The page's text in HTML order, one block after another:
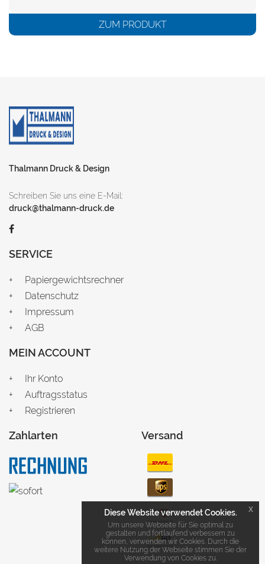
ZUM PRODUKT
Thalmann Druck & Design
Schreiben Sie uns eine E-Mail:
druck@thalmann-druck.de
SERVICE
Papiergewichtsrechner
Datenschutz
Impressum
AGB
MEIN ACCOUNT
Ihr Konto
Auftragsstatus
Registrieren
Zahlarten Versand
Diese Website verwendet Cookies.
Um unsere Webseite für Sie optimal zu
gestalten und fortlaufend verbessern zu
können, verwenden wir Cookies. Durch die
weitere Nutzung der Webseite stimmen Sie der
Verwendung von Cookies zu.
x